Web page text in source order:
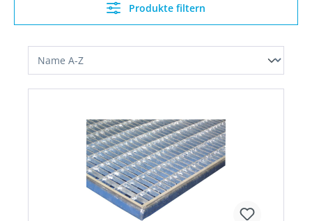
Produkte filtern